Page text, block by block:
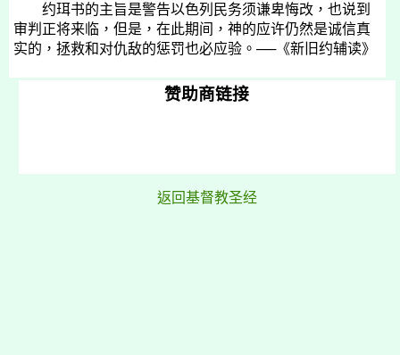
约珥书的主旨是警告以色列民务须谦卑悔改，也说到
审判正将来临，但是，在此期间，神的应许仍然是诚信真
实的，拯救和对仇敌的惩罚也必应验。──《新旧约辅读》
赞助商链接
返回基督教圣经